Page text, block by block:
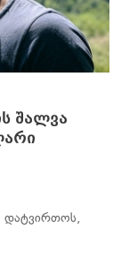
შალვა
დატვირთოს,